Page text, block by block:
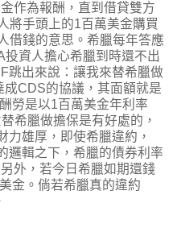
作為報酬，直到借貸雙方
將手頭上的1百萬美金購買
借錢的意思。希臘每年答應
資人擔心希臘到時還不出
跳出來說：讓我來替希臘做
CDS的協議，其面額就是
勞是以1百萬美金年利率
希臘做擔保是有好處的，
力雄厚，即使希臘違約，
邏輯之下，希臘的債券利率
外，若今日希臘如期還錢
金。倘若希臘真的違約